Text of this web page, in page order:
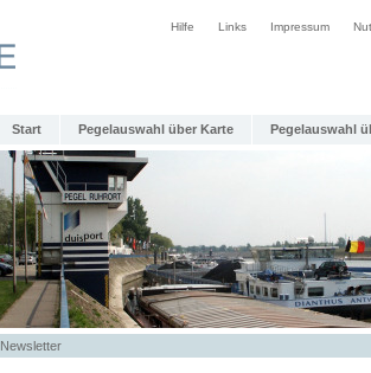
Hilfe Links Impressum
Start Pegelauswahl über Karte Pegelauswahl
Newsletter